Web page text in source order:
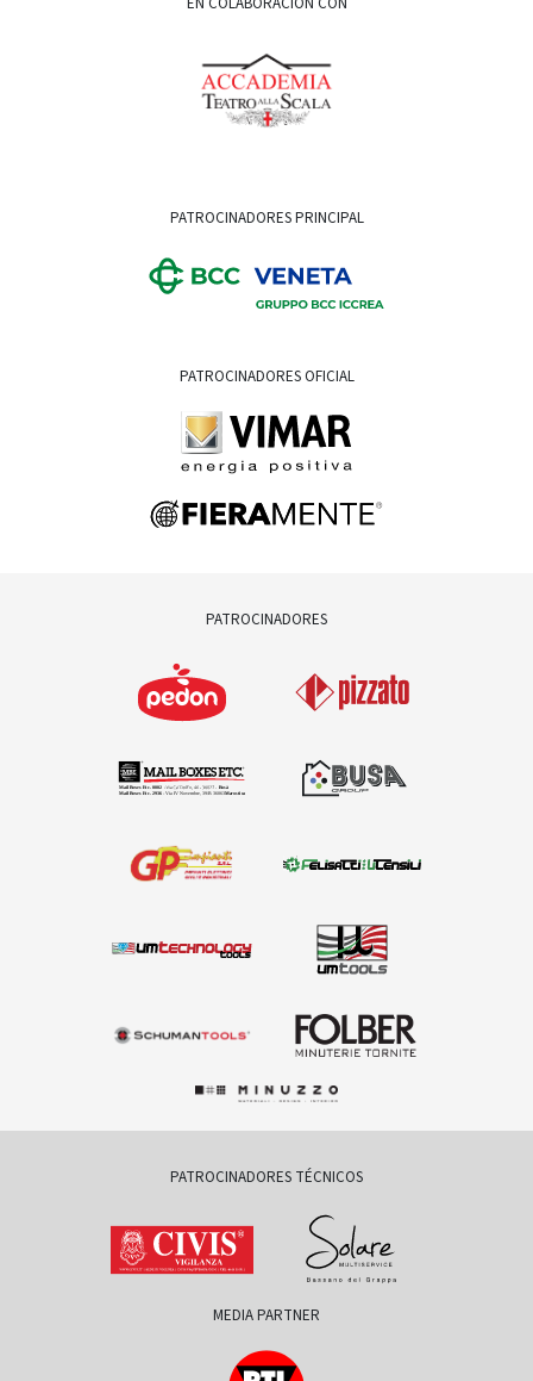
PATROCINADORES PRINCIPAL
PATROCINADORES OFICIAL
PATROCINADORES
PATROCINADORES TÉCNICOS
MEDIA PARTNER